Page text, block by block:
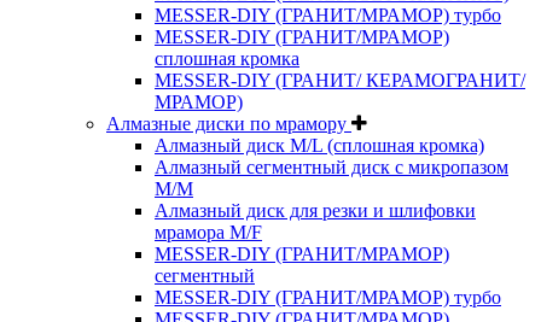
MESSER-DIY (ГРАНИТ/МРАМОР) турбо
MESSER-DIY (ГРАНИТ/МРАМОР)
сплошная кромка
MESSER-DIY (ГРАНИТ/ КЕРАМОГРАНИТ/
МРАМОР)
Алмазные диски по мрамору
Алмазный диск M/L (сплошная кромка)
Алмазный сегментный диск с микропазом
M/M
Алмазный диск для резки и шлифовки
мрамора M/F
MESSER-DIY (ГРАНИТ/МРАМОР)
сегментный
MESSER-DIY (ГРАНИТ/МРАМОР) турбо